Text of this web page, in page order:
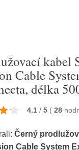
kabel
Cable
délka
4.1 / 5 ( 28
Černý
Cable System